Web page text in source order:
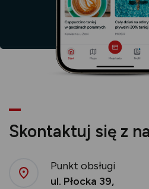
Skontaktuj się z
Punkt obsługi
ul. Płocka 39,